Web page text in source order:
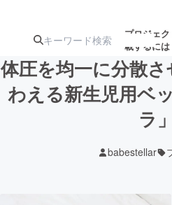
プロジェ
載するには
注目の新着プロ
体圧を均一に分散
わえる新生児用ベ
ラ」
babestellar